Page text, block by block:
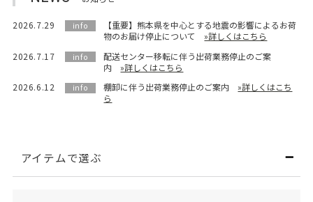
2026.7.29 info
【重要】熊本県を中心とする地震の影響によるお荷
物のお届け停止について »詳しくはこちら
2026.7.17
info
配送センター移転に伴う出荷業務停止のご案
内 »詳しくはこちら
2026.6.12
info 棚卸に伴う出荷業務停止のご案内 »詳しくはこち
ら
アイテムで選ぶ